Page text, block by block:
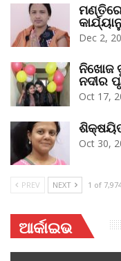
ମଣ୍ତିରେ
Dec 2,
ନିଖୋଜ
ନଦୀର
Oct 17,
Oct 30,
PREV NEXT 1 of
ଆର୍କାଇଭ